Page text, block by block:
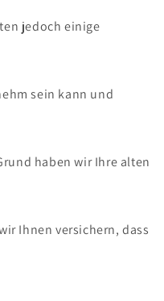
jedoch einige
sein kann und
haben wir Ihre alten
Ihnen versichern, dass